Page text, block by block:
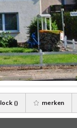
() merken